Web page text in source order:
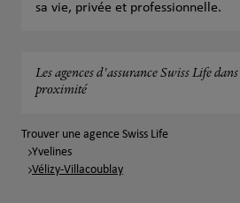
sa vie, privée et professionnelle.
Les agences d'assurance Swiss Life
proximité
Trouver une agence Swiss Life
Yvelines
Vélizy-Villacoublay